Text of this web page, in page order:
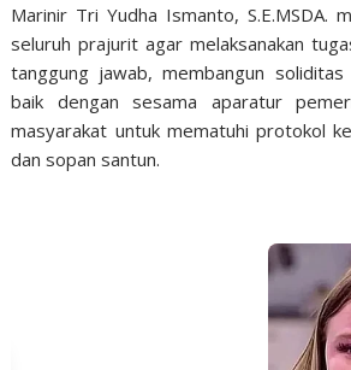
Marinir Tri Yudha Ismanto, S.E.MSDA.
seluruh prajurit agar melaksanakan
tanggung jawab, membangun
baik dengan sesama aparatur
masyarakat untuk mematuhi protokol
dan sopan santun.